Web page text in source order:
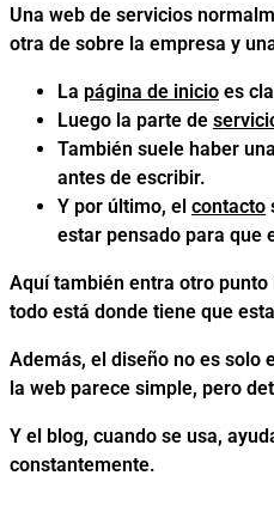
Una web de servicios
otra de sobre la empresa y
La página de inicio es
Luego la parte de
También suele haber una
antes de escribir.
Y por último, el contacto
estar pensado para que
Aquí también entra otro
todo está donde tiene que
Además, el diseño no es solo
la web parece simple, pero
Y el blog, cuando se usa,
constantemente.